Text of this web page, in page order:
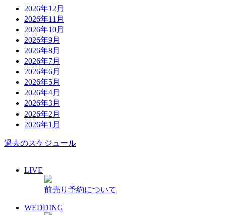
2026年12月
2026年11月
2026年10月
2026年9月
2026年8月
2026年7月
2026年6月
2026年5月
2026年4月
2026年3月
2026年2月
2026年1月
過去のスケジュール
LIVE
前売り予約について
WEDDING